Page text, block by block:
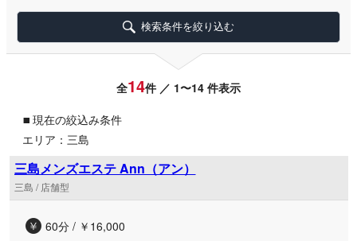
検索条件を絞り込む
全14件 ／ 1〜14 件表示
▪ 現在の絞込み条件
エリア：三島
三島メンズエステ Ann（アン）
三島 / 店舗型
60分 / ￥16,000